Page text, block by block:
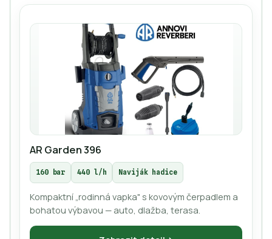
AR Garden 396
160 bar 440 l/h Naviják hadice
Kompaktní „rodinná vapka" s kovovým čerpadlem a
bohatou výbavou — auto, dlažba, terasa.